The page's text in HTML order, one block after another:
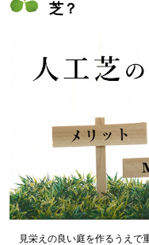
芝？
見栄えの良い庭を作るうえで